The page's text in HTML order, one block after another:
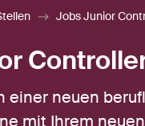
einer neuen
mit Ihrem